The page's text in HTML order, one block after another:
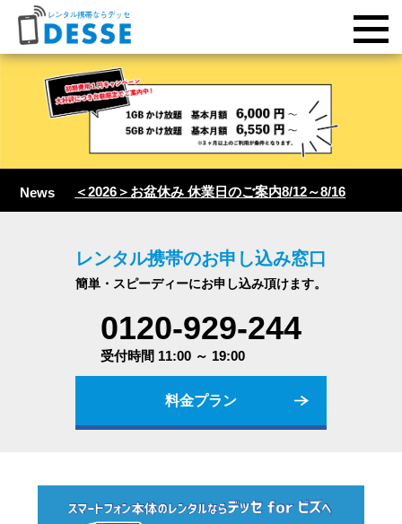
News ＜2026＞お盆休み 休業日のご案内8/12～8/16
レンタル携帯のお申し込み窓口
簡単・スピーディーにお申し込み頂けます。
0120-929-244
受付時間 11:00 ～ 19:00
料金プラン